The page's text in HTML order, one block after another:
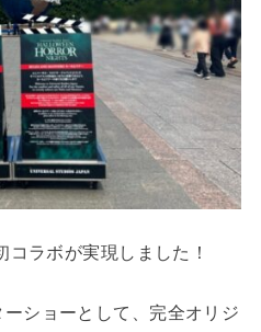
ラボが実現しました！
ショーとして、完全オリジ